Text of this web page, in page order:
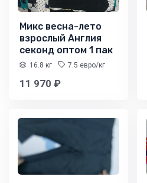
Микс весна-лето
взрослый Англия
секонд оптом 1 пак
16.8 кг 7.5 евро/кг
11 970 ₽